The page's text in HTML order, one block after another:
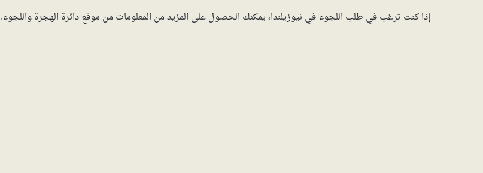
إذا كنت ترغب في طلب اللجوء في نيوزيلندا، يمكنك الحصول على المزيد من المعلومات من موقع دائرة الهجرة واللجوء.